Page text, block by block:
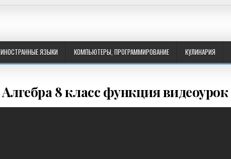
ИНОСТРАННЫЕ ЯЗЫКИ КОМПЬЮТЕРЫ, ПРОГРАММИРОВАНИЕ КУЛИНАРИЯ
Алгебра 8 класс функция видеоурок